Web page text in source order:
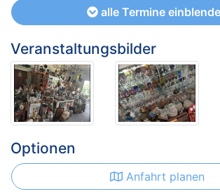
alle Termine
Veranstaltungsbilder
Optionen
Anfahrt planen